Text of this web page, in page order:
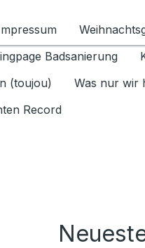
für Datenschutz
Badsanierung
(toujou) Was nur wir
Record